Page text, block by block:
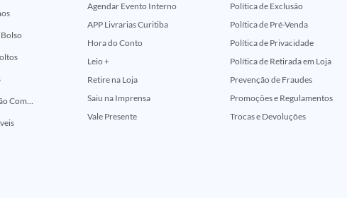
Superman Vs. Homem-Aranha - Edição Comemorativa 50 Anos (Encontros Clássicos Dc E Marvel)
Agendar Evento Interno
APP Livrarias Curitiba
Hora do Conto
Leio +
Retire na Loja
Saiu na Imprensa
Vale Presente
Política de Exclusão
Política de Pré-Venda
Política de Privacidade
Política de Retirada em Loja
Prevenção de Fraudes
Promoções e Regulamentos
Trocas e Devoluções